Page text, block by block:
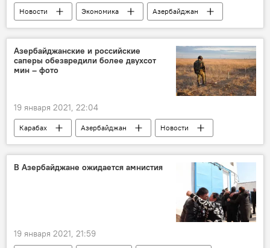
Новости Экономика
Азербайджан
бюджет
Приватизация Аренда
Азербайджанские и российские
саперы обезвредили более двухсот
мин – фото
19 января 2021, 22:04
Карабах Азербайджан
Новости
Россия
Саперы Мины
В Азербайджане ожидается амнистия
19 января 2021, 21:59